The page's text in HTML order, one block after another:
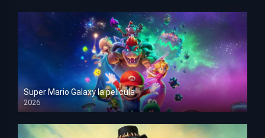
Super Mario Galaxy la película
2026
HD 1080p